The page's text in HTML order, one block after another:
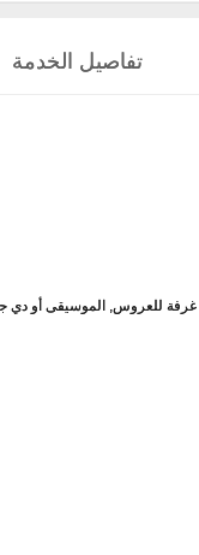
تفاصيل الخدمة
للعروس, الموسيقى أو دي